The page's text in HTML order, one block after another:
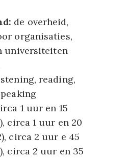
de overheid,
organisaties,
universiteiten
reading,
1 uur en 15
circa 1 uur en 20
circa 2 uur e 45
circa 2 uur en 35